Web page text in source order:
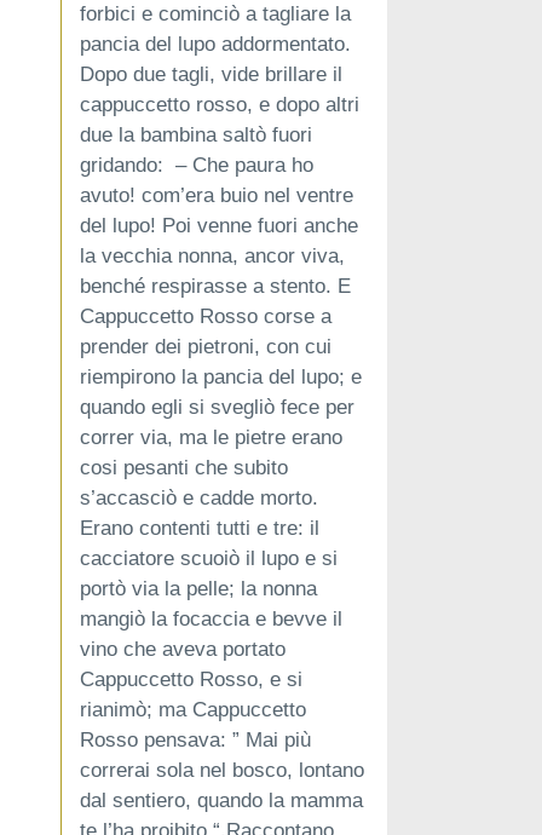
forbici e cominciò a tagliare la
pancia del lupo addormentato.
Dopo due tagli, vide brillare il
cappuccetto rosso, e dopo altri
due la bambina saltò fuori
gridando: – Che paura ho
avuto! com’era buio nel ventre
del lupo! Poi venne fuori anche
la vecchia nonna, ancor viva,
benché respirasse a stento. E
Cappuccetto Rosso corse a
prender dei pietroni, con cui
riempirono la pancia del lupo; e
quando egli si svegliò fece per
correr via, ma le pietre erano
cosi pesanti che subito
s’accasciò e cadde morto.
Erano contenti tutti e tre: il
cacciatore scuoiò il lupo e si
portò via la pelle; la nonna
mangiò la focaccia e bevve il
vino che aveva portato
Cappuccetto Rosso, e si
rianimò; ma Cappuccetto
Rosso pensava: ” Mai più
correrai sola nel bosco, lontano
dal sentiero, quando la mamma